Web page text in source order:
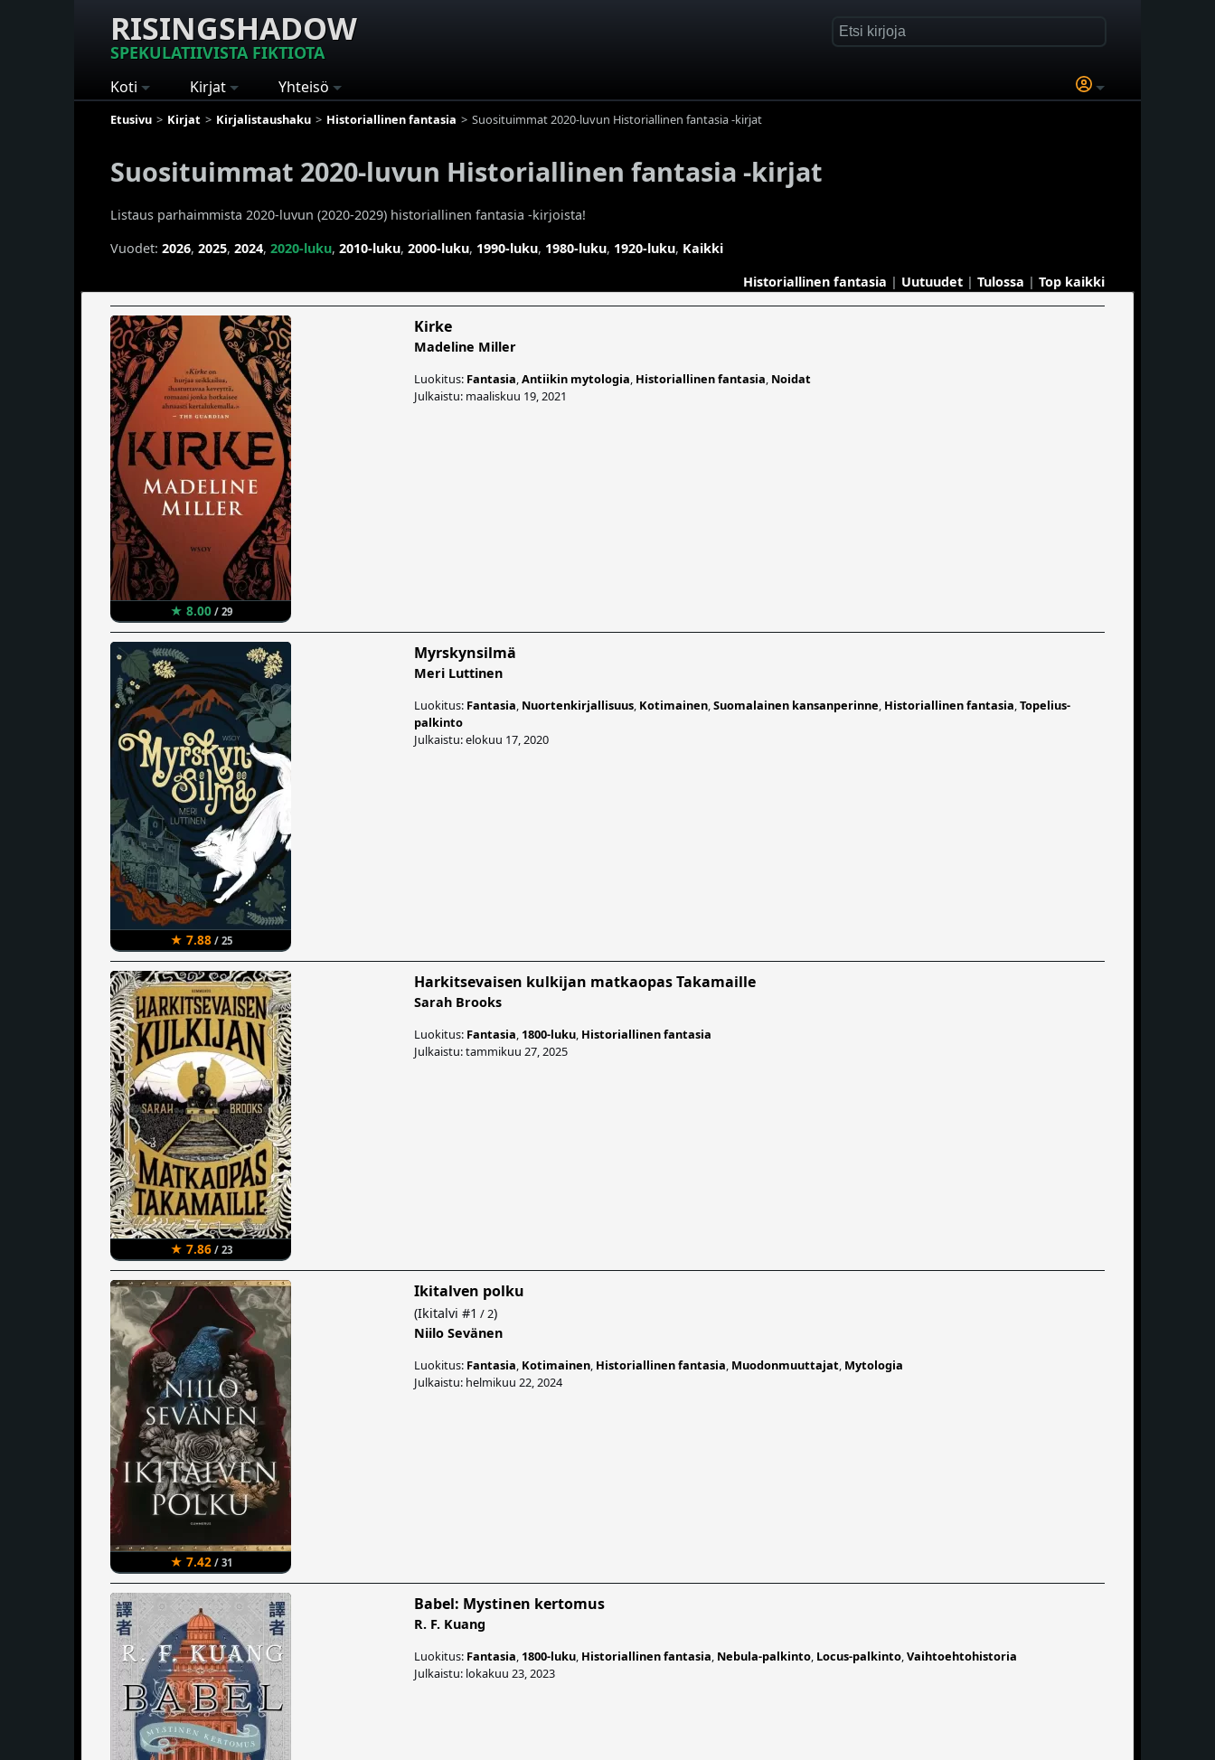
RISINGSHADOW
SPEKULATIIVISTA FIKTIOTA
Koti Kirjat Yhteisö
Etusivu Kirjat Kirjalistaushaku Historiallinen fantasia Suosituimmat 2020-luvun Historiallinen fantasia -kirjat
Suosituimmat 2020-luvun Historiallinen fantasia -kirjat
Listaus parhaimmista 2020-luvun (2020-2029) historiallinen fantasia -kirjoista!
Vuodet: 2026, 2025, 2024, 2020-luku, 2010-luku, 2000-luku, 1990-luku, 1980-luku, 1920-luku, Kaikki
Historiallinen fantasia | Uutuudet | Tulossa | Top kaikki
★ 8.00/ 29
Kirke
Madeline Miller
Luokitus: Fantasia,Antiikin mytologia, Historiallinen fantasia, Noidat
Julkaistu: maaliskuu 19, 2021
★ 7.88/ 25
Myrskynsilmä
Meri Luttinen
Luokitus: Fantasia, Nuortenkirjallisuus, Kotimainen,Suomalainen kansanperinne, Historiallinen fantasia,Topelius-
palkinto
Julkaistu: elokuu 17, 2020
★ 7.86/ 23
Harkitsevaisen kulkijan matkaopas Takamaille
Sarah Brooks
Luokitus: Fantasia, 1800-luku, Historiallinen fantasia
Julkaistu: tammikuu 27, 2025
★ 7.42/ 31
Ikitalven polku
(Ikitalvi #1 / 2)
Niilo Sevänen
Luokitus: Fantasia, Kotimainen, Historiallinen fantasia, Muodonmuuttajat, Mytologia
Julkaistu: helmikuu 22, 2024
Babel: Mystinen kertomus
R. F. Kuang
Luokitus: Fantasia, 1800-luku, Historiallinen fantasia, Nebula-palkinto, Locus-palkinto,Vaihtoehtohistoria
Julkaistu: lokakuu 23, 2023